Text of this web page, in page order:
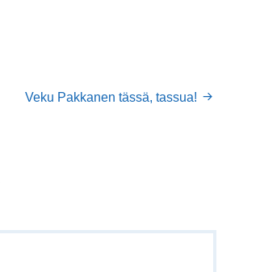
Veku Pakkanen tässä, tassua!